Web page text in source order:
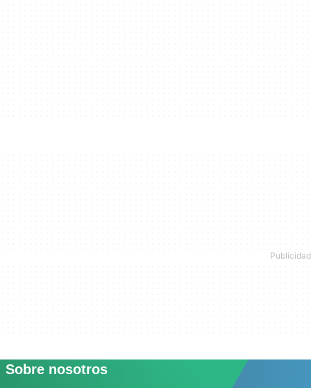
Sobre nosotros